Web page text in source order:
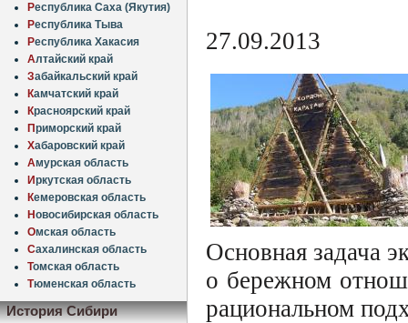
Республика Саха (Якутия)
Республика Тыва
Республика Хакасия
Алтайский край
Забайкальский край
Камчатский край
Красноярский край
Приморский край
Хабаровский край
Амурская область
Иркутская область
Кемеровская область
Новосибирская область
Омская область
Сахалинская область
Томская область
Тюменская область
История Сибири
27.09.2013
Основная задача
о бережном
рациональном